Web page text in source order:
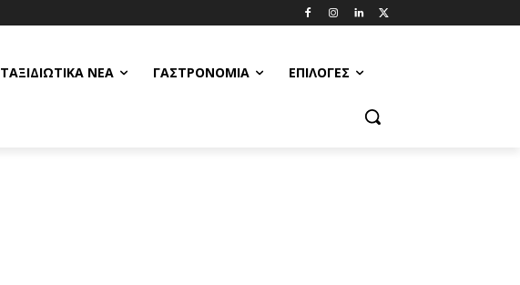
ΤΑΞΙΔΙΩΤΙΚΆ ΝΈΑ ΓΑΣΤΡΟΝΟΜΊΑ ΕΠΙΛΟΓΈΣ